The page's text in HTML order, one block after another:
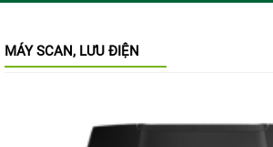
MÁY SCAN, LƯU ĐIỆN